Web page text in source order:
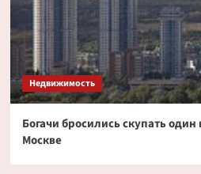
Недвижимость
Богачи бросились скупать
Москве